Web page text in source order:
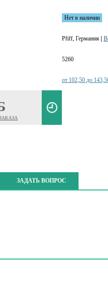
Нет в наличии
Pfiff, Германия|
5260
от 102,50 до
ЗАДАТЬ ВОПРОС